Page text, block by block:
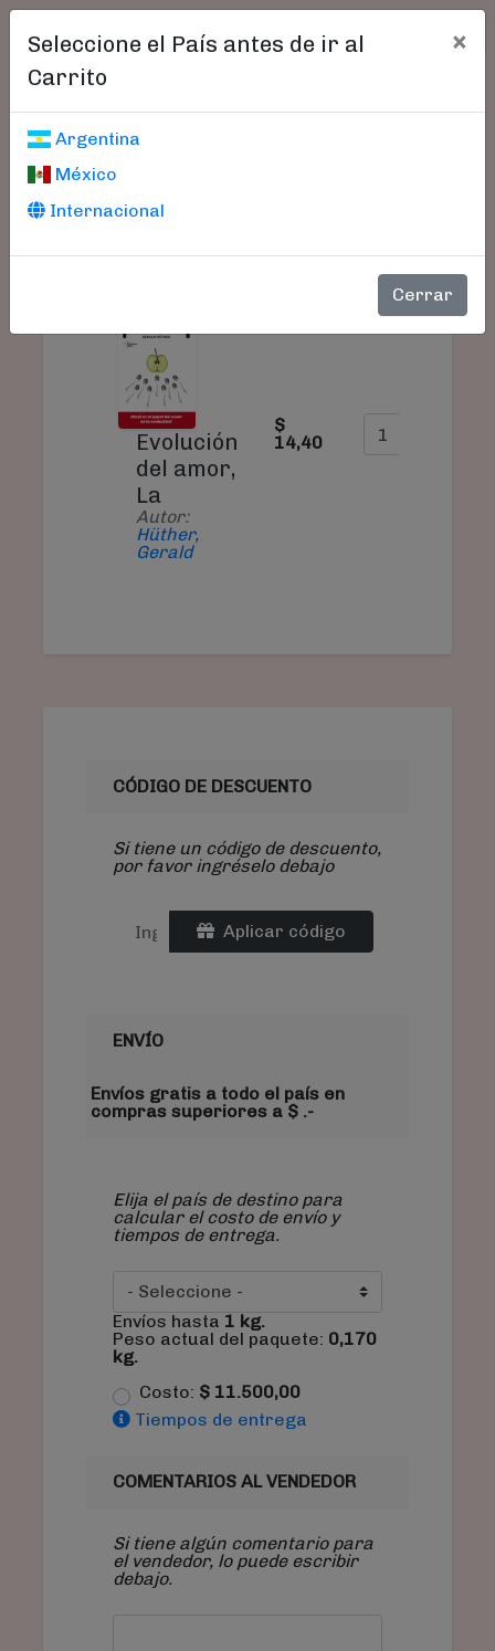
Seleccione el País antes de ir al
Carrito
×
Argentina
México
Internacional
Cerrar
Carrito De Compras
PRODUCTO PRECIO CANTIDAD
Evolución
del amor,
La
Autor:
Hüther,
Gerald
$
14,40
CÓDIGO DE DESCUENTO
Si tiene un código de descuento,
por favor ingréselo debajo
Aplicar código
ENVÍO
Envíos gratis a todo el país en
compras superiores a $ .-
Elija el país de destino para
calcular el costo de envío y
tiempos de entrega.
Envíos hasta 1 kg.
Peso actual del paquete: 0,170
kg.
Costo: $ 11.500,00
Tiempos de entrega
COMENTARIOS AL VENDEDOR
Si tiene algún comentario para
el vendedor, lo puede escribir
debajo.